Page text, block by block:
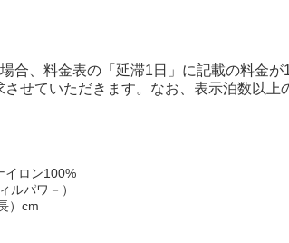
合、料金表の「延滞1日」に記載の料金
せていただきます。なお、表示泊数以
イロン100%
パワ－）
）cm